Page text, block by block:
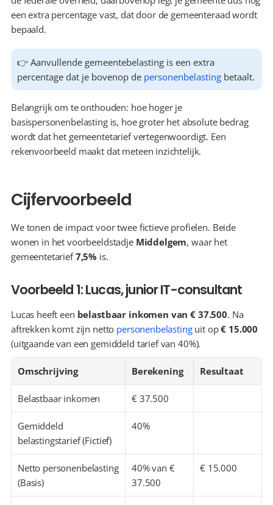
een extra percentage vast, dat door de gemeenteraad wordt
bepaald.
👉 Aanvullende gemeentebelasting is een extra
percentage dat je bovenop de personenbelasting betaalt.
Belangrijk om te onthouden: hoe hoger je
basispersonenbelasting is, hoe groter het absolute bedrag
wordt dat het gemeentetarief vertegenwoordigt. Een
rekenvoorbeeld maakt dat meteen inzichtelijk.
Cijfervoorbeeld
We tonen de impact voor twee fictieve profielen. Beide
wonen in het voorbeeldstadje Middelgem, waar het
gemeentetarief 7,5% is.
Voorbeeld 1: Lucas, junior IT-consultant
Lucas heeft een belastbaar inkomen van € 37.500. Na
aftrekken komt zijn netto personenbelasting uit op € 15.000
(uitgaande van een gemiddeld tarief van 40%).
Omschrijving Berekening Resultaat
Belastbaar inkomen € 37.500
Gemiddeld
belastingstarief (Fictief)
40%
Netto personenbelasting
(Basis)
40% van €
37.500
€ 15.000